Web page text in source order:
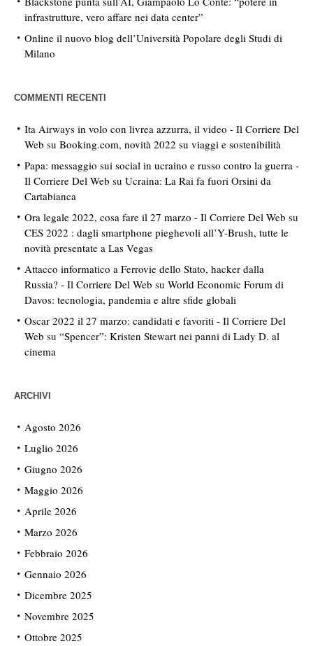
infrastrutture, vero affare nei data center”
Online il nuovo blog dell’Università Popolare degli Studi di
Milano
COMMENTI RECENTI
Ita Airways in volo con livrea azzurra, il video - Il Corriere Del
Web su Booking.com, novità 2022 su viaggi e sostenibilità
Papa: messaggio sui social in ucraino e russo contro la guerra -
Il Corriere Del Web su Ucraina: La Rai fa fuori Orsini da
Cartabianca
Ora legale 2022, cosa fare il 27 marzo - Il Corriere Del Web su
CES 2022 : dagli smartphone pieghevoli all’Y-Brush, tutte le
novità presentate a Las Vegas
Attacco informatico a Ferrovie dello Stato, hacker dalla
Russia? - Il Corriere Del Web su World Economic Forum di
Davos: tecnologia, pandemia e altre sfide globali
Oscar 2022 il 27 marzo: candidati e favoriti - Il Corriere Del
Web su “Spencer”: Kristen Stewart nei panni di Lady D. al
cinema
ARCHIVI
Agosto 2026
Luglio 2026
Giugno 2026
Maggio 2026
Aprile 2026
Marzo 2026
Febbraio 2026
Gennaio 2026
Dicembre 2025
Novembre 2025
Ottobre 2025